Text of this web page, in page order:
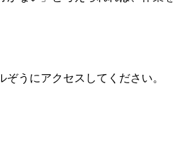
ぞうにアクセスしてください。